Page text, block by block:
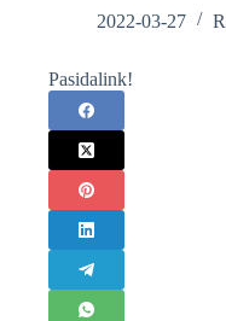
2022-03-27
Pasidalink!